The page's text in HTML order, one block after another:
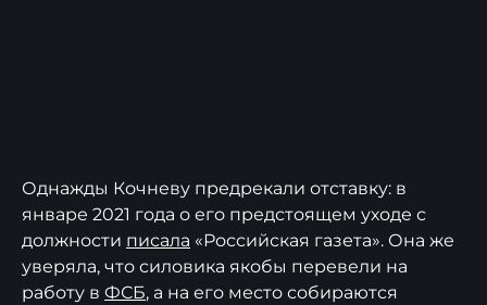
Однажды Кочневу предрекали отставку: в
январе 2021 года о его предстоящем уходе с
должности писала «Российская газета». Она же
уверяла, что силовика якобы перевели на
работу в ФСБ, а на его место собираются